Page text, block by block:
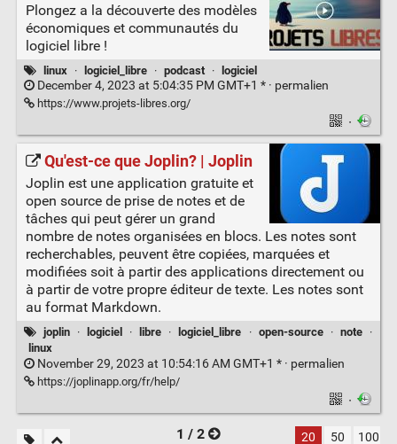
Plongez a la découverte des modèles
économiques et communautés du
logiciel libre !
linux · logiciel_libre · podcast · logiciel
December 4, 2023 at 5:04:35 PM GMT+1 * · permalien
https://www.projets-libres.org/
·
Qu'est-ce que Joplin? | Joplin
Joplin est une application gratuite et
open source de prise de notes et de
tâches qui peut gérer un grand
nombre de notes organisées en blocs. Les notes sont
recherchables, peuvent être copiées, marquées et
modifiées soit à partir des applications directement ou
à partir de votre propre éditeur de texte. Les notes sont
au format Markdown.
joplin · logiciel · libre · logiciel_libre · open-source · note
·
linux
November 29, 2023 at 10:54:16 AM GMT+1 * · permalien
https://joplinapp.org/fr/help/
·
1 / 2
20 50 100